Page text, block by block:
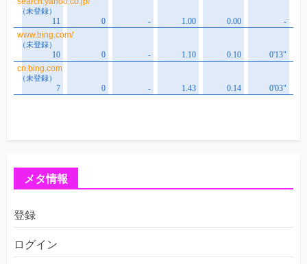
メタ情報
登録
ログイン